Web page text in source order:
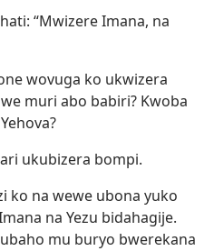
“Mwizere Imana, na
wovuga ko ukwizera
muri abo babiri? Kwoba
ukubizera bompi.
ko na wewe ubona yuko
na Yezu bidahagije.
mu buryo bwerekana